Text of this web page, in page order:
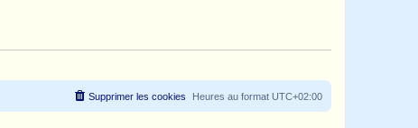
s
e
Heures au format UTC+02:00
Supprimer les cookies